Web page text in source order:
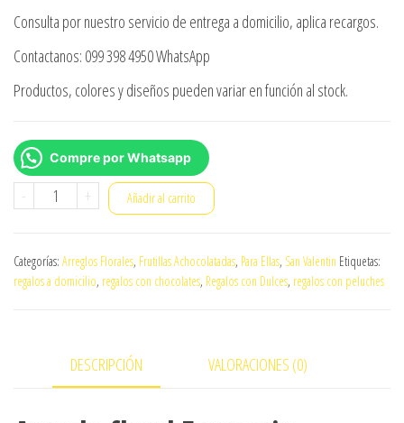
Consulta por nuestro servicio de entrega a domicilio, aplica recargos.
Contactanos: 099 398 4950 WhatsApp
Productos, colores y diseños pueden variar en función al stock.
Compre por Whatsapp
-
Arreglo
de
+ Añadir al carrito
Categorías: Arreglos Florales, Frutillas Achocolatadas, Para Ellas, San Valentin Etiquetas:
regalos a domicilio, regalos con chocolates, Regalos con Dulces, regalos con peluches
DESCRIPCIÓN VALORACIONES (0)